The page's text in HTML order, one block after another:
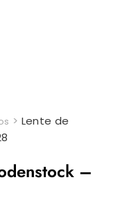
> Lente de
–